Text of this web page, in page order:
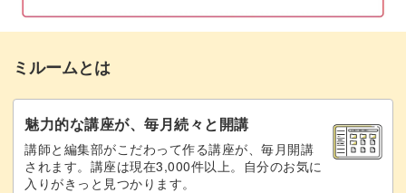
ミルームとは
魅力的な講座が、毎月続々と開講
講師と編集部がこだわって作る講座が、毎月開講
されます。講座は現在3,000件以上。自分のお気に
入りがきっと見つかります。